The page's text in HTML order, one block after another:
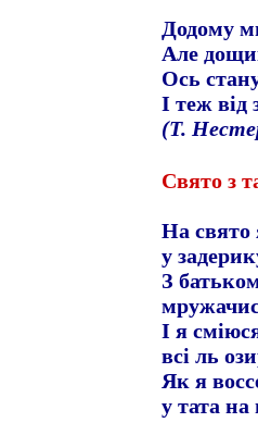
Додому
Але
Ось
І теж від
(Т.
Свято з
На
у
З
І я
всі ль
Як я
у тата на